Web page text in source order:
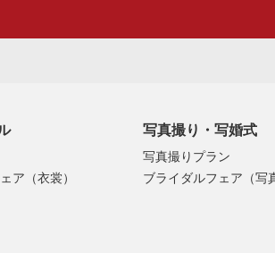
ア（衣裳）
写真撮り・写婚式
写真撮りプラン
ブライダルフェア（写